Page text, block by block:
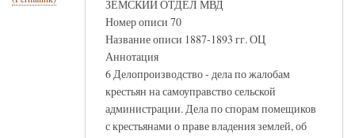
ЗЕМСКИЙ ОТДЕЛ МВД
Номер описи 70
Название описи 1887-1893 гг. ОЦ
Аннотация
6 Делопроизводство - дела по жалобам
крестьян на самоуправство сельской
администрации. Дела по спорам помещиков
с крестьянами о праве владения землей, об